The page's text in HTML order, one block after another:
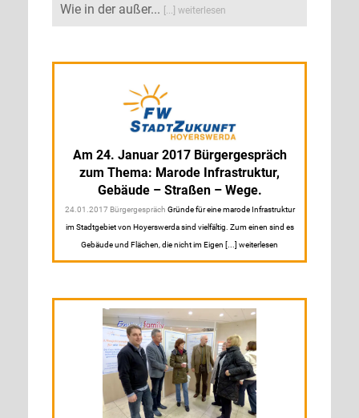
Wie in der außer... [...] weiterlesen
Am 24. Januar 2017 Bürgergespräch
zum Thema: Marode Infrastruktur,
Gebäude – Straßen – Wege.
24.01.2017 Bürgergespräch Gründe für eine marode Infrastruktur
im Stadtgebiet von Hoyerswerda sind vielfältig. Zum einen sind es
Gebäude und Flächen, die nicht im Eigen [...] weiterlesen